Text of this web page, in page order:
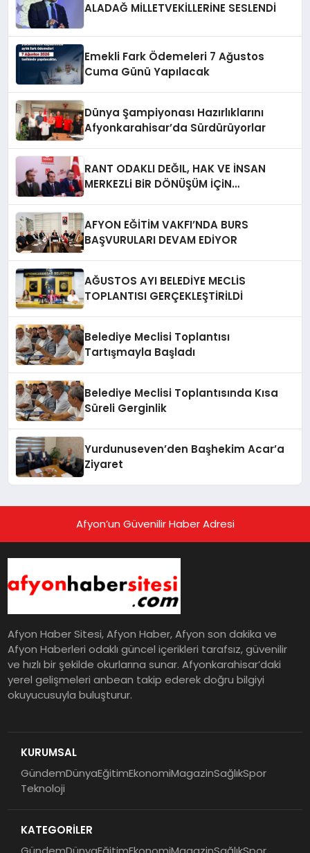
ALADAĞ MİLLETVEKİLLERİNE SESLENDİ
Emekli Fark Ödemeleri 7 Ağustos
Cuma Günü Yapılacak
Dünya Şampiyonası Hazırlıklarını
Afyonkarahisar’da Sürdürüyorlar
RANT ODAKLI DEĞIL, HAK VE İNSAN
MERKEZLi BiR DÖNÜŞÜM İÇiN
AFYON EĞİTİM VAKFI’NDA BURS
BAŞVURULARI DEVAM EDİYOR
AĞUSTOS AYI BELEDİYE MECLİS
TOPLANTISI GERÇEKLEŞTİRİLDİ
Belediye Meclisi Toplantısı
Tartışmayla Başladı
Belediye Meclisi Toplantısında Kısa
Süreli Gerginlik
Yurdunuseven’den Başhekim Acar’a
Ziyaret
Afyon’un Güvenilir Haber Adresi
Afyon Haber Sitesi, Afyon Haber, Afyon son dakika ve
Afyon Haberleri odaklı güncel içerikleri tarafsız, güvenilir
ve hızlı bir şekilde okurlarına sunar. Afyonkarahisar’daki
yerel gelişmeleri anbean takip ederek doğru bilgiyi
okuyucusuyla buluşturur.
KURUMSAL
GündemDünyaEğitimEkonomiMagazinSağlıkSpor
Teknoloji
KATEGORİLER